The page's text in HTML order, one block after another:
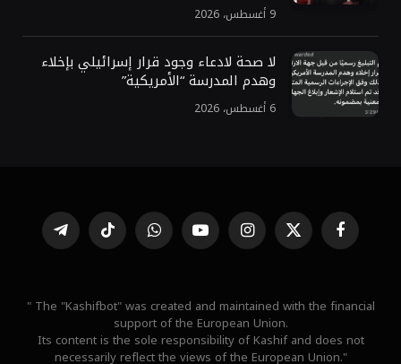
9 أغسطس، 2026
لا صحة لادعاء وجود قرار إسرائيلي بإخلاء
وهدم المدرسة “الأمريكية”
6 أغسطس، 2026
فيسبوك X
(Twitter)
الانستغراميوتيوب واتساب تيكتوك تيلقرام
" The "Kashifbot" was created and maintained with the financial
support of the European Union.
Its content is the sole responsibility of Kashif and does not
necessarily reflect the views of the European Union."